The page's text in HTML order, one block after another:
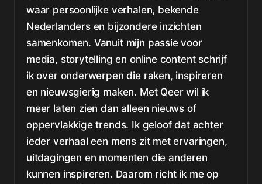
waar persoonlijke verhalen, bekende
Nederlanders en bijzondere inzichten
samenkomen. Vanuit mijn passie voor
media, storytelling en online content schrijf
ik over onderwerpen die raken, inspireren
en nieuwsgierig maken. Met Qeer wil ik
meer laten zien dan alleen nieuws of
oppervlakkige trends. Ik geloof dat achter
ieder verhaal een mens zit met ervaringen,
uitdagingen en momenten die anderen
kunnen inspireren. Daarom richt ik me op